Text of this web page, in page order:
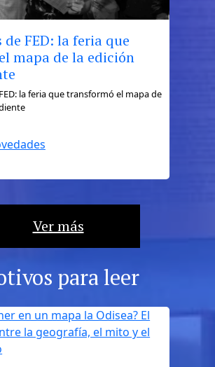
de FED: la feria que
mapa de la edición
la feria que transformó el mapa de
Ver más
para leer